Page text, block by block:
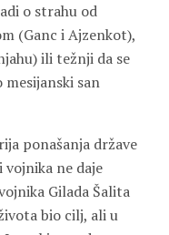
o strahu od
(Ganc i Ajzenkot),
ili težnji da se
san
ponašanja države
vojnika ne daje
Gilada Šalita
bio cilj, ali u